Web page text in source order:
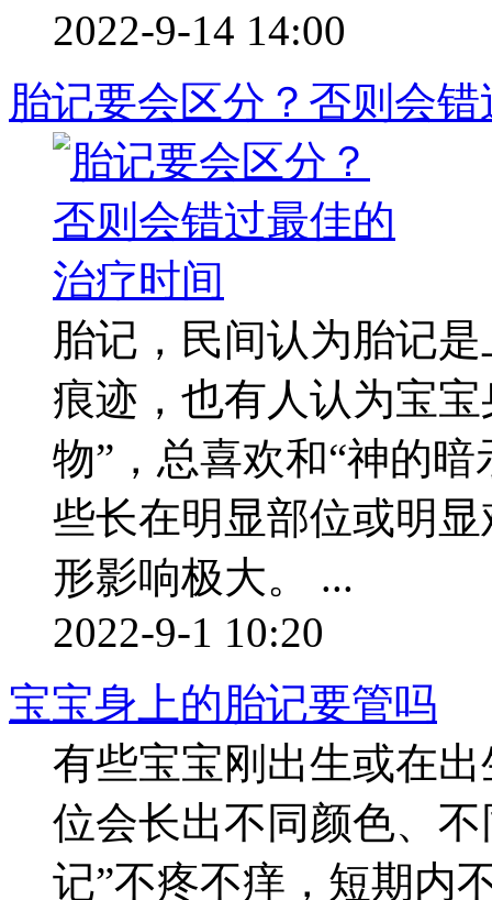
2022-9-14 14:00
胎记要会区分？否则会
胎记，民间认为胎记
痕迹，也有人认为宝
物”，总喜欢和“神的
些长在明显部位或明
形影响极大。 ...
2022-9-1 10:20
宝宝身上的胎记要管吗
有些宝宝刚出生或在
位会长出不同颜色、
记”不疼不痒，短期内